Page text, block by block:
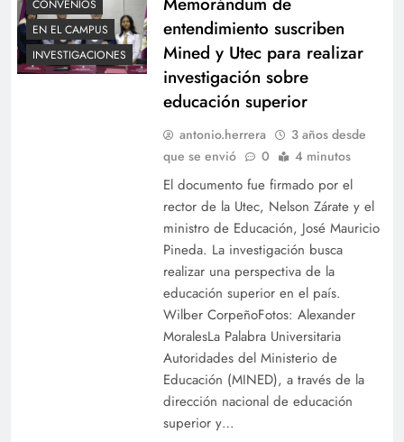
CONVENIOS
EN EL CAMPUS
INVESTIGACIONES
entendimiento suscriben
Mined y Utec para realizar
investigación sobre
educación superior
antonio.herrera
3 años desde
que se envió
0 4 minutos
El documento fue firmado por el
rector de la Utec, Nelson Zárate y el
ministro de Educación, José Mauricio
Pineda. La investigación busca
realizar una perspectiva de la
educación superior en el país.
Wilber CorpeñoFotos: Alexander
MoralesLa Palabra Universitaria
Autoridades del Ministerio de
Educación (MINED), a través de la
dirección nacional de educación
superior y…